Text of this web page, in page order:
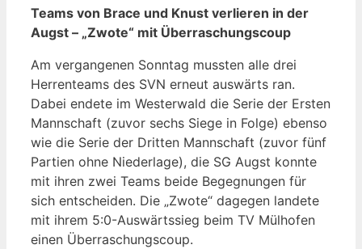
Teams von Brace und Knust verlieren in der
Augst – „Zwote“ mit Überraschungscoup
Am vergangenen Sonntag mussten alle drei
Herrenteams des SVN erneut auswärts ran.
Dabei endete im Westerwald die Serie der Ersten
Mannschaft (zuvor sechs Siege in Folge) ebenso
wie die Serie der Dritten Mannschaft (zuvor fünf
Partien ohne Niederlage), die SG Augst konnte
mit ihren zwei Teams beide Begegnungen für
sich entscheiden. Die „Zwote“ dagegen landete
mit ihrem 5:0-Auswärtssieg beim TV Mülhofen
einen Überraschungscoup.